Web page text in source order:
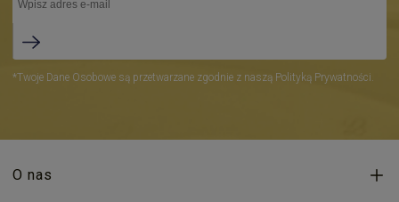
*Twoje Dane Osobowe są przetwarzane zgodnie z naszą Polityką Prywatności.
O nas